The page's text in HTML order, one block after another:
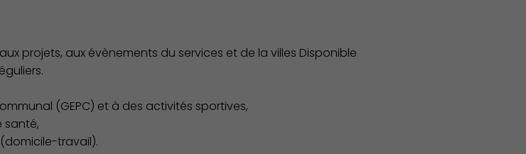
projets, aux évènements du services et de la villes Disponible
(GEPC) et à des activités sportives,
santé,
travail).